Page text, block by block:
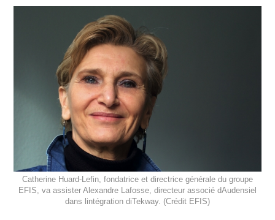
Catherine Huard-Lefin, fondatrice et directrice générale du groupe
EFIS, va assister Alexandre Lafosse, directeur associé dAudensiel
dans lintégration diTekway. (Crédit EFIS)